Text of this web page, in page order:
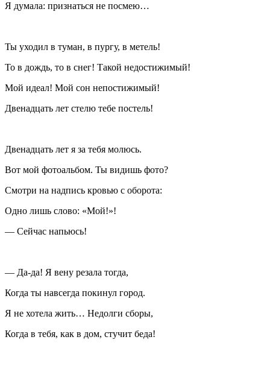
Я думала: признаться не посмею…
Ты уходил в туман, в пургу, в метель!
То в дождь, то в снег! Такой недостижимый!
Мой идеал! Мой сон непостижимый!
Двенадцать лет стелю тебе постель!
Двенадцать лет я за тебя молюсь.
Вот мой фотоальбом. Ты видишь фото?
Смотри на надпись кровью с оборота:
Одно лишь слово: «Мой!»!
— Сейчас напьюсь!
— Да-да! Я вену резала тогда,
Когда ты навсегда покинул город.
Я не хотела жить… Недолги сборы,
Когда в тебя, как в дом, стучит беда!